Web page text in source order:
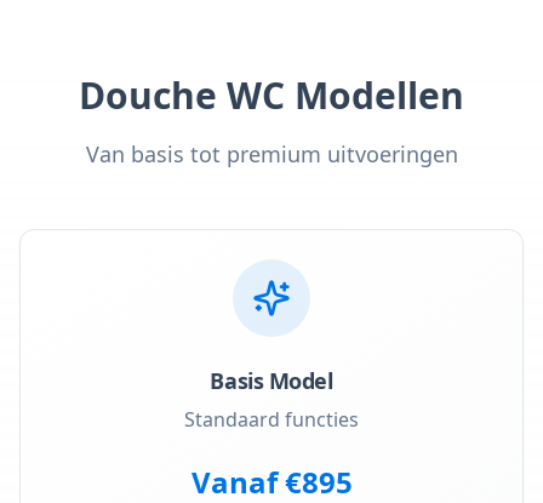
Douche WC Modellen
Van basis tot premium uitvoeringen
Basis Model
Standaard functies
Vanaf €895